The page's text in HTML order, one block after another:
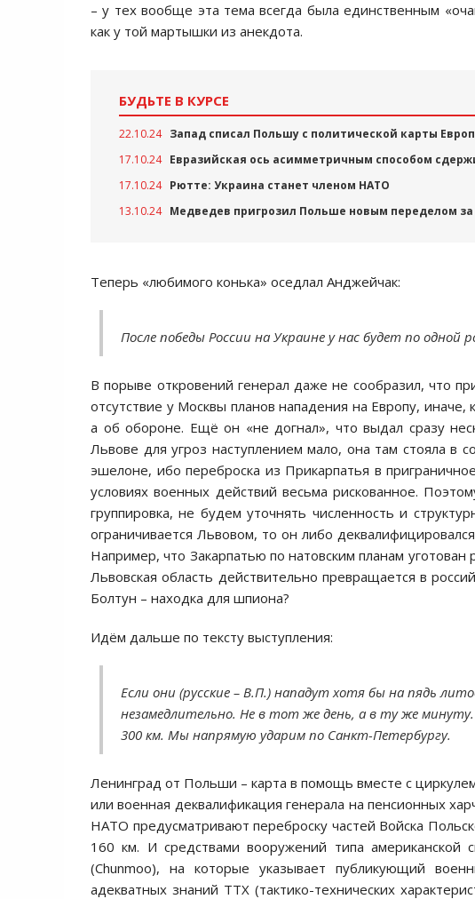
– у тех вообще эта тема всегда была единственным
как у той мартышки из анекдота.
БУДЬТЕ В КУРСЕ
22.10.24 Запад списал Польшу с политической карты
17.10.24 Евразийская ось асимметричным способом
17.10.24 Рютте: Украина станет членом НАТО
13.10.24 Медведев пригрозил Польше новым переделом за
Теперь «любимого конька» оседлал Анджейчак:
После победы России на Украине у нас будет по одной
В порыве откровений генерал даже не сообразил, что
отсутствие у Москвы планов нападения на Европу,
а об обороне. Ещё он «не догнал», что выдал сразу
Львове для угроз наступлением мало, она там стояла
эшелоне, ибо переброска из Прикарпатья в
условиях военных действий весьма рискованное.
группировка, не будем уточнять численность и
ограничивается Львовом, то он либо
Например, что Закарпатью по натовским планам
Львовская область действительно превращается в
Болтун – находка для шпиона?
Идём дальше по тексту выступления:
Если они (русские – В.П.) нападут хотя бы на пядь
незамедлительно. Не в тот же день, а в ту же
300 км. Мы напрямую ударим по Санкт-Петербургу.
Ленинград от Польши – карта в помощь вместе с
или военная деквалификация генерала на пенсионных
НАТО предусматривают переброску частей Войска
160 км. И средствами вооружений типа американской
(Chunmoo), на которые указывает публикующий
адекватных знаний ТТХ (тактико-технических